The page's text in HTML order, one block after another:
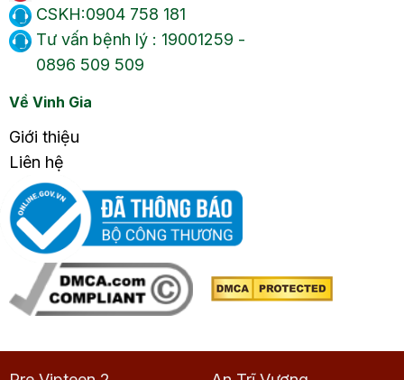
CSKH:0904 758 181
Tư vấn bệnh lý : 19001259 -
0896 509 509
Về Vinh Gia
Giới thiệu
Liên hệ